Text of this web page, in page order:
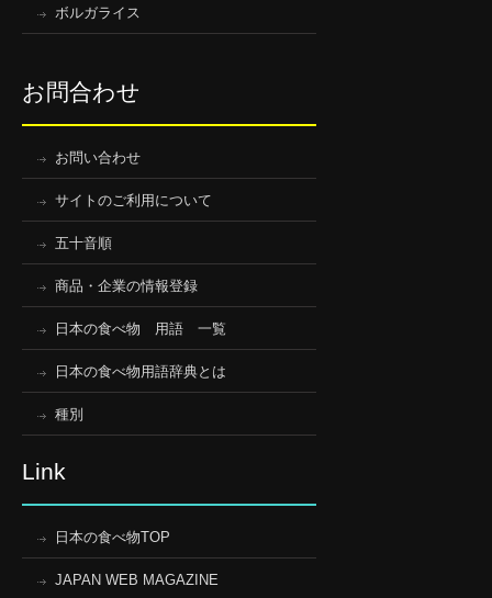
ボルガライス
お問合わせ
お問い合わせ
サイトのご利用について
五十音順
商品・企業の情報登録
日本の食べ物 用語 一覧
日本の食べ物用語辞典とは
種別
Link
日本の食べ物TOP
JAPAN WEB MAGAZINE